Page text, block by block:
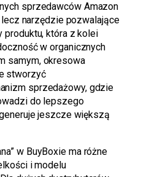
sprzedawców Amazon
narzędzie pozwalające
produktu, która z kolei
w organicznych
samym, okresowa
stworzyć
sprzedażowy, gdzie
do lepszego
jeszcze większą
w BuyBoxie ma różne
i modelu